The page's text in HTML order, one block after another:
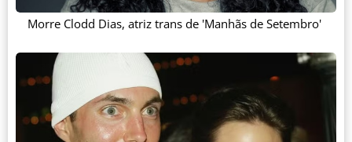
Morre Clodd Dias, atriz trans de 'Manhãs de Setembro'